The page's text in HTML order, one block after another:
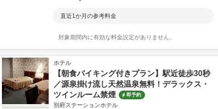
直近1か月の参考料金
対象期間内に有効な料金設定がありません。
ホテル
【朝食バイキング付きプラン】駅近徒歩30秒
／源泉掛け流し天然温泉無料！デラックス・
ツインルーム禁煙
即予約
別府ステーションホテル